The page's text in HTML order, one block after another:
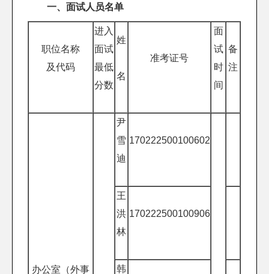
一、面试人员名单
职位名称
及代码
进入
面试
最低
分数
姓
名
准考证号
面
试
时
间
备
注
办公室（外事
尹
雪
迪
170222500100602
王
洪
林
170222500100906
韩